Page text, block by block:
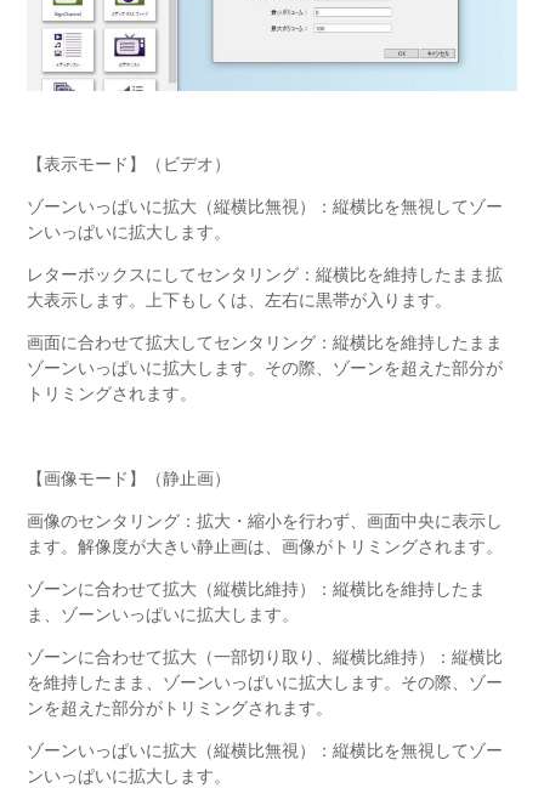
【表示モード】（ビデオ）
ゾーンいっぱいに拡大（縦横比無視）：縦横比を無視してゾー
ンいっぱいに拡大します。
レターボックスにしてセンタリング：縦横比を維持したまま拡
大表示します。上下もしくは、左右に黒帯が入ります。
画面に合わせて拡大してセンタリング：縦横比を維持したまま
ゾーンいっぱいに拡大します。その際、ゾーンを超えた部分が
トリミングされます。
【画像モード】（静止画）
画像のセンタリング：拡大・縮小を行わず、画面中央に表示し
ます。解像度が大きい静止画は、画像がトリミングされます。
ゾーンに合わせて拡大（縦横比維持）：縦横比を維持したま
ま、ゾーンいっぱいに拡大します。
ゾーンに合わせて拡大（一部切り取り、縦横比維持）：縦横比
を維持したまま、ゾーンいっぱいに拡大します。その際、ゾー
ンを超えた部分がトリミングされます。
ゾーンいっぱいに拡大（縦横比無視）：縦横比を無視してゾー
ンいっぱいに拡大します。